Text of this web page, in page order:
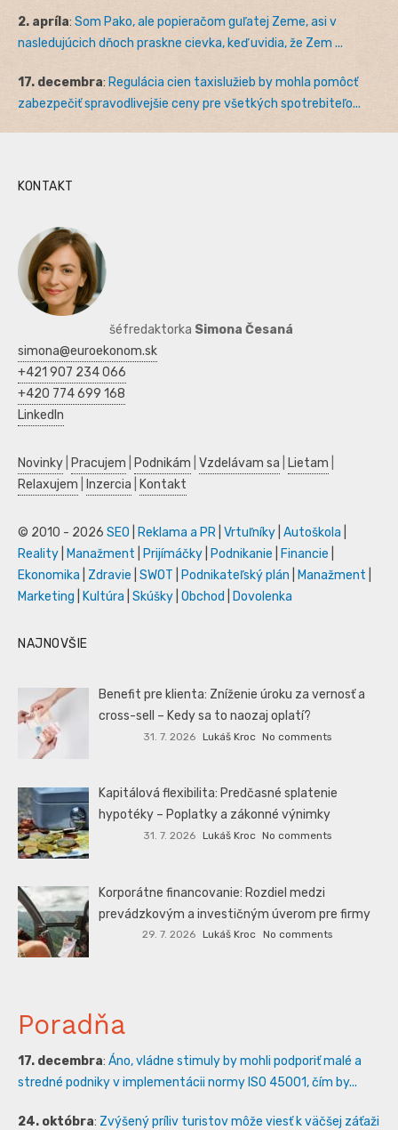
2. apríla: Som Pako, ale popieračom guľatej Zeme, asi v
nasledujúcich dňoch praskne cievka, keď uvidia, že Zem ...
17. decembra: Regulácia cien taxislužieb by mohla pomôcť
zabezpečiť spravodlivejšie ceny pre všetkých spotrebiteľo...
KONTAKT
šéfredaktorka Simona Česaná
simona@euroekonom.sk
+421 907 234 066
+420 774 699 168
LinkedIn
Novinky Pracujem Podnikám Vzdelávam sa Lietam
Relaxujem
Inzercia Kontakt
© 2010 - 2026 SEO Reklama a PR Vrtuľníky Autoškola
Reality
Manažment Prijímáčky Podnikanie Financie
Ekonomika
Zdravie SWOT Podnikateľský plán Manažment
Marketing
Kultúra Skúšky Obchod Dovolenka
NAJNOVŠIE
Benefit pre klienta: Zníženie úroku za vernosť a
cross-sell – Kedy sa to naozaj oplatí?
31. 7. 2026 Lukáš Kroc No comments
Kapitálová flexibilita: Predčasné splatenie
hypotéky – Poplatky a zákonné výnimky
31. 7. 2026 Lukáš Kroc No comments
Korporátne financovanie: Rozdiel medzi
prevádzkovým a investičným úverom pre firmy
29. 7. 2026 Lukáš Kroc No comments
Poradňa
17. decembra: Áno, vládne stimuly by mohli podporiť malé a
stredné podniky v implementácii normy ISO 45001, čím by...
24. októbra: Zvýšený príliv turistov môže viesť k väčšej záťaži